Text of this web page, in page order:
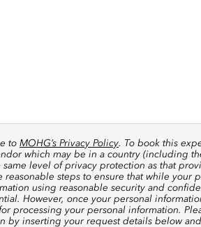
to MOHG’s Privacy Policy. To book this
which may be in a country (including
level of privacy protection as that
steps to ensure that while your
using reasonable security and
However, once your personal
processing your personal information.
by inserting your request details below